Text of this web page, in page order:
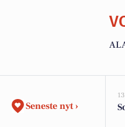
Seneste nyt ›